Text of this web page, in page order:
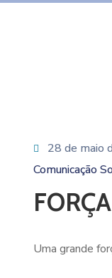
28 de maio
Comunicação
Uma grande